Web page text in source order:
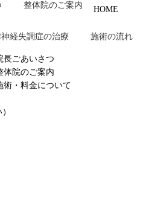
整体院のご案内
神経失調症の治療 施術の流れ
HOME
長ごあいさつ
体院のご案内
術・料金について